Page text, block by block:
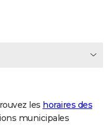
les horaires des
municipales